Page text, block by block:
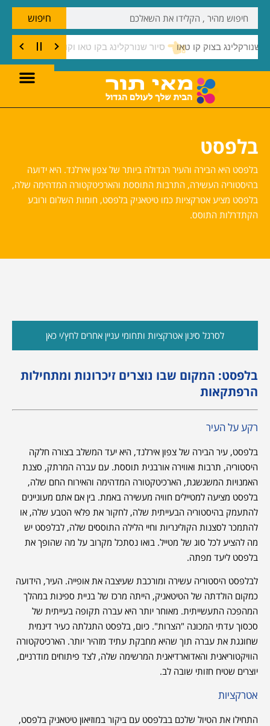
שנורקלינג בצוק קו טאו
חיפוש
בלפסט
בלפסט היא הבירה והעיר הגדולה ביותר של צפון אירלנד. היא ידועה
בהיסטוריה העשירה, התרבות התוססת והארכיטקטורה המדהימה שלה,
בלפסט מציע אטרקציות כמו טיטאניק בלפסט, חומות השלום ורובע
הקתדרלות התוסס.
לסרגל סינון אטרקציות ותחומי עניין אחרים לחץ/י כאן
בלפסט: המקום שבו נוצרים זיכרונות ומתחילות
הרפתקאות
רקע על העיר
בלפסט, עיר הבירה של צפון אירלנד, היא יעד המשלב בצורה חלקה
היסטוריה, תרבות ואווירה אורבנית תוססת. עם עברה המרתק, סצנת
האמנויות המשגשגת, הארכיטקטורה המדהימה והאירוח החם שלה,
בלפסט מציעה למטיילים חוויה מעשירה באמת. בין אם אתם מעוניינים
להתעמק בהיסטוריה הבעייתית שלה, לחקור את פלאי הטבע שלה, או
להתמכר לסצנות הקולינריות וחיי הלילה התוססים שלה, לבלפסט יש
מה להציע לכל סוג של מטייל. בואו נסתכל מקרוב על מה שהופך את
בלפסט ליעד מפתה.
לבלפסט היסטוריה עשירה ומורכבת שעיצבה את אופייה. העיר, הידועה
כמקום הולדתה של הטיטאניק, הייתה מרכז של בניית ספינות במהלך
המהפכה התעשייתית. מאוחר יותר היא עברה תקופה בעייתית של
סכסוך עדתי המכונה "הצרות". כיום, בלפסט התגלתה כעיר דינמית
שחוגגת את עברה תוך שהיא מחבקת עתיד מזהיר יותר. הארכיטקטורה
הוויקטוריאנית והאדוארדיאנית המרשימה שלה, לצד פיתוחים מודרניים,
יוצרים שטיח חזותי שובה לב.
אטרקציות
התחילו את הטיול שלכם בבלפסט עם ביקור במוזיאון טיטאניק בלפסט,